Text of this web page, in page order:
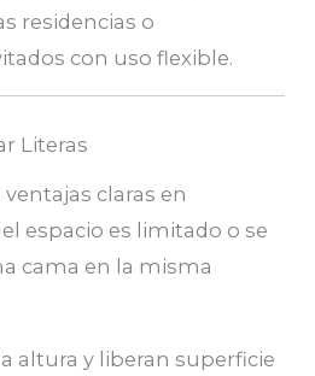
residencias o
con uso flexible.
Literas
claras en
espacio es limitado o se
cama en la misma
altura y liberan superficie